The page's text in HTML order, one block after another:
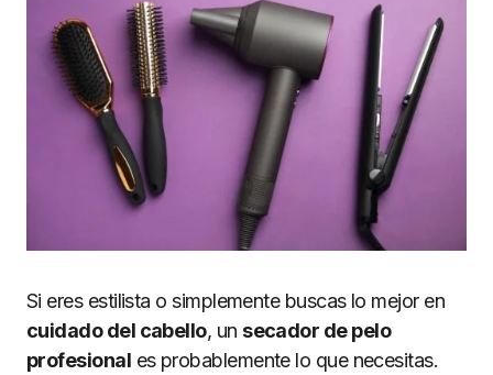
Si eres estilista o simplemente buscas lo mejor en
cuidado del cabello, un secador de pelo
profesional es probablemente lo que necesitas.